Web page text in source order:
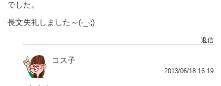
でした。
長文失礼しました～(-_-;)
返信
コス子
2013/06/18 16:19